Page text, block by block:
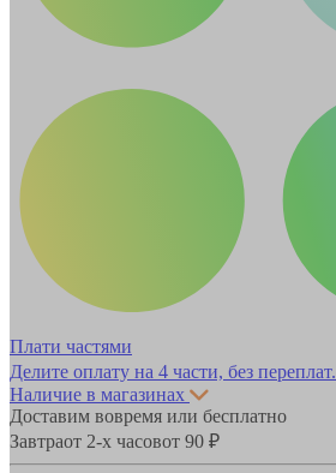
Плати частями
Делите оплату на 4 части, без переплат.
Наличие в магазинах
Доставим вовремя или бесплатно
Завтраот 2-х часовот 90 ₽